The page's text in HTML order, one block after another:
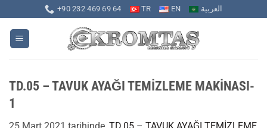
atla
+90 232 469 69 64 TR EN العربية
TD.05 – TAVUK AYAĞI TEMİZLEME MAKİNASI-
1